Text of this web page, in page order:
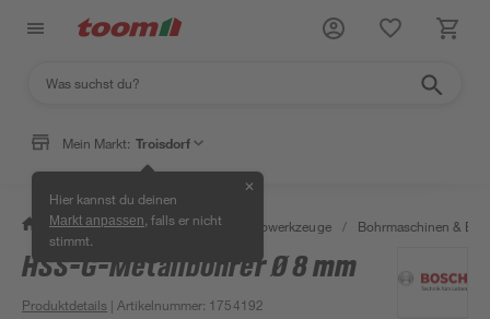
Mein Markt: Troisdorf
Hier kannst du deinen
Markt anpassen , falls er nicht
stimmt.
✕
/ Werkstatt & Maschinen / Elektrowerkzeuge / Bohrmaschinen &
HSS-G-Metallbohrer Ø 8 mm
Produktdetails | Artikelnummer: 1754192